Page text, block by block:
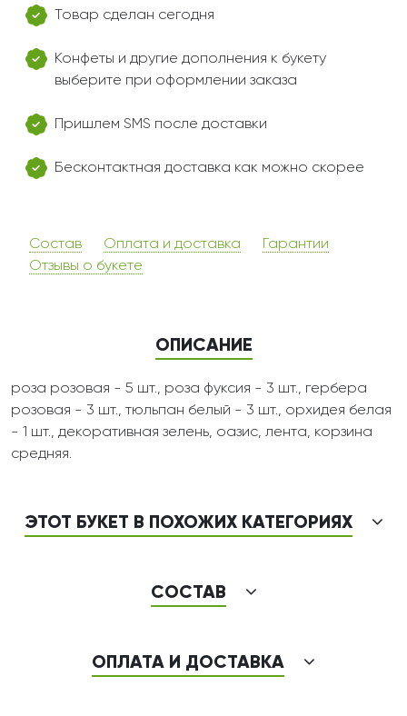
Товар сделан сегодня
Конфеты и другие дополнения к букету
выберите при оформлении заказа
Пришлем SMS после доставки
Бесконтактная доставка как можно скорее
Состав Оплата и доставка
Гарантии
Отзывы о букете
ОПИСАНИЕ
роза розовая - 5 шт., роза фуксия - 3 шт., гербера
розовая - 3 шт., тюльпан белый - 3 шт., орхидея белая
- 1 шт., декоративная зелень, оазис, лента, корзина
средняя.
ЭТОТ БУКЕТ В ПОХОЖИХ КАТЕГОРИЯХ
СОСТАВ
ОПЛАТА И ДОСТАВКА